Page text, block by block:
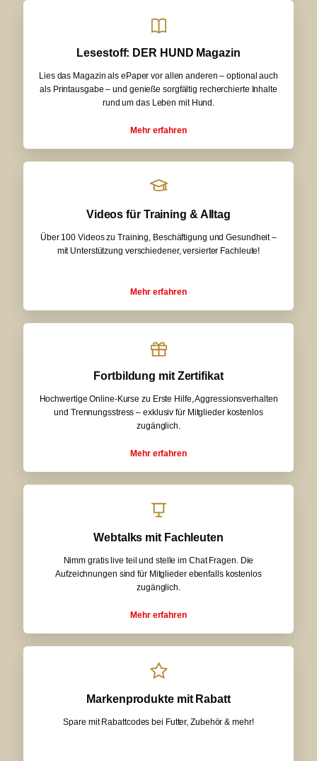
Lesestoff: DER HUND Magazin
Lies das Magazin als ePaper vor allen anderen – optional auch
als Printausgabe – und genieße sorgfältig recherchierte Inhalte
rund um das Leben mit Hund.
Mehr erfahren
Videos für Training & Alltag
Über 100 Videos zu Training, Beschäftigung und Gesundheit –
mit Unterstützung verschiedener, versierter Fachleute!
Mehr erfahren
Fortbildung mit Zertifikat
Hochwertige Online-Kurse zu Erste Hilfe, Aggressionsverhalten
und Trennungsstress – exklusiv für Mitglieder kostenlos
zugänglich.
Mehr erfahren
Webtalks mit Fachleuten
Nimm gratis live teil und stelle im Chat Fragen. Die
Aufzeichnungen sind für Mitglieder ebenfalls kostenlos
zugänglich.
Mehr erfahren
Markenprodukte mit Rabatt
Spare mit Rabattcodes bei Futter, Zubehör & mehr!